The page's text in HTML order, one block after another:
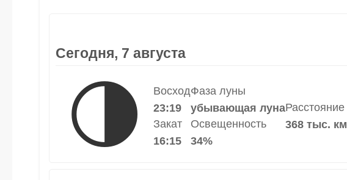
Сегодня, 7 августа
🌗
Восход
23:19
Закат
16:15
Фаза луны
убывающая луна
Освещенность
34%
Расстояние
368 тыс. км